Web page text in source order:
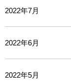
2022年7月
2022年6月
2022年5月